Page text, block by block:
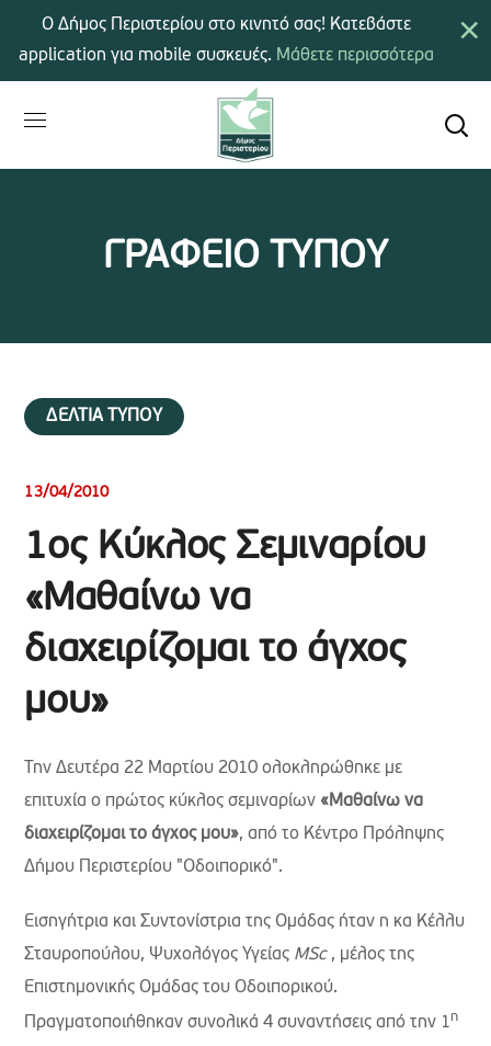
ΓΡΑΦΕΙΟ ΤΥΠΟΥ
ΔΕΛΤΙΑ ΤΥΠΟΥ
13/04/2010
1ος Κύκλος Σεμιναρίου
«Μαθαίνω να
διαχειρίζομαι το άγχος
μου»
Την Δευτέρα 22 Μαρτίου 2010 ολοκληρώθηκε με
επιτυχία ο πρώτος κύκλος σεμιναρίων «Μαθαίνω να
διαχειρίζομαι το άγχος μου», από το Κέντρο Πρόληψης
Δήμου Περιστερίου "Οδοιπορικό".
Εισηγήτρια και Συντονίστρια της Ομάδας ήταν η κα Κέλλυ
Σταυροπούλου, Ψυχολόγος Υγείας MSc , μέλος της
Επιστημονικής Ομάδας του Οδοιπορικού.
Πραγματοποιήθηκαν συνολικά 4 συναντήσεις από την 1η
×
Ο Δήμος Περιστερίου στο κινητό σας! Κατεβάστε
application για mobile συσκευές. Μάθετε περισσότερα